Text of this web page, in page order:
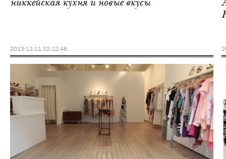
никкейская кухня и новые вкусы
2013-11-11 02:12:48